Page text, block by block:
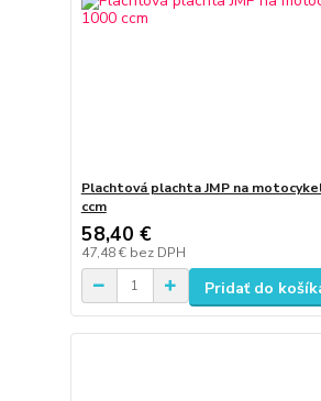
Plachtová plachta JMP na
ccm
58,40 €
47,48 € bez DPH
Pridať do